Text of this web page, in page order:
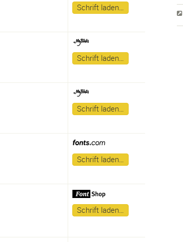
Schrift laden…
Schrift laden…
Schrift laden…
Schrift laden…
Schrift laden…